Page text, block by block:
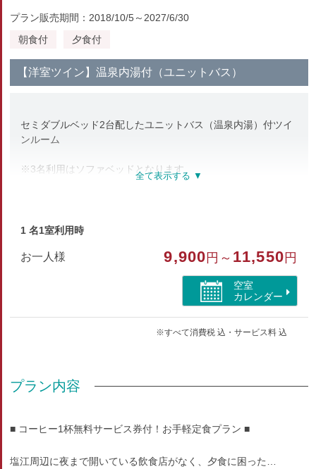
プラン販売期間：2018/10/5～2027/6/30
朝食付
夕食付
【洋室ツイン】温泉内湯付（ユニットバス）
セミダブルベッド2台配したユニットバス（温泉内湯）付ツイ
ンルーム
※3名利用はソファベッドとなります
※喫煙室ご希望の場合は事前にご連絡ください
洗浄機能付トイレ／Wi-Fi利用可／ダイキン製空気清浄機（空
歯ブラシ/リンスインシャンプー/石鹸/ドライヤー
シャワーキャップ/剃刀/お茶セット/ポット/冷蔵庫
和室
トイレ/インターネットができる部屋/洗浄機付トイレ/ユ
1 名1室利用時
お一人様 9,900 円～ 11,550 円
空室
カレンダー
※すべて消費税 込・サービス料 込
プラン内容
■ コーヒー1杯無料サービス券付！お手軽定食プラン ■
塩江周辺に夜まで開いている飲食店がなく、夕食に困った…